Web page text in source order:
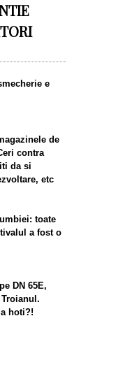
e
de
contra
da si
etc
toate
a fost o
DN 65E,
hoti?!